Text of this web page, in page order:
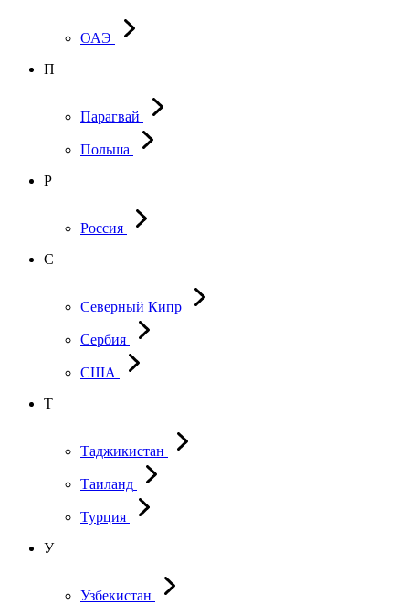
ОАЭ
П
Парагвай
Польша
Р
Россия
С
Северный Кипр
Сербия
США
Т
Таджикистан
Таиланд
Турция
У
Узбекистан